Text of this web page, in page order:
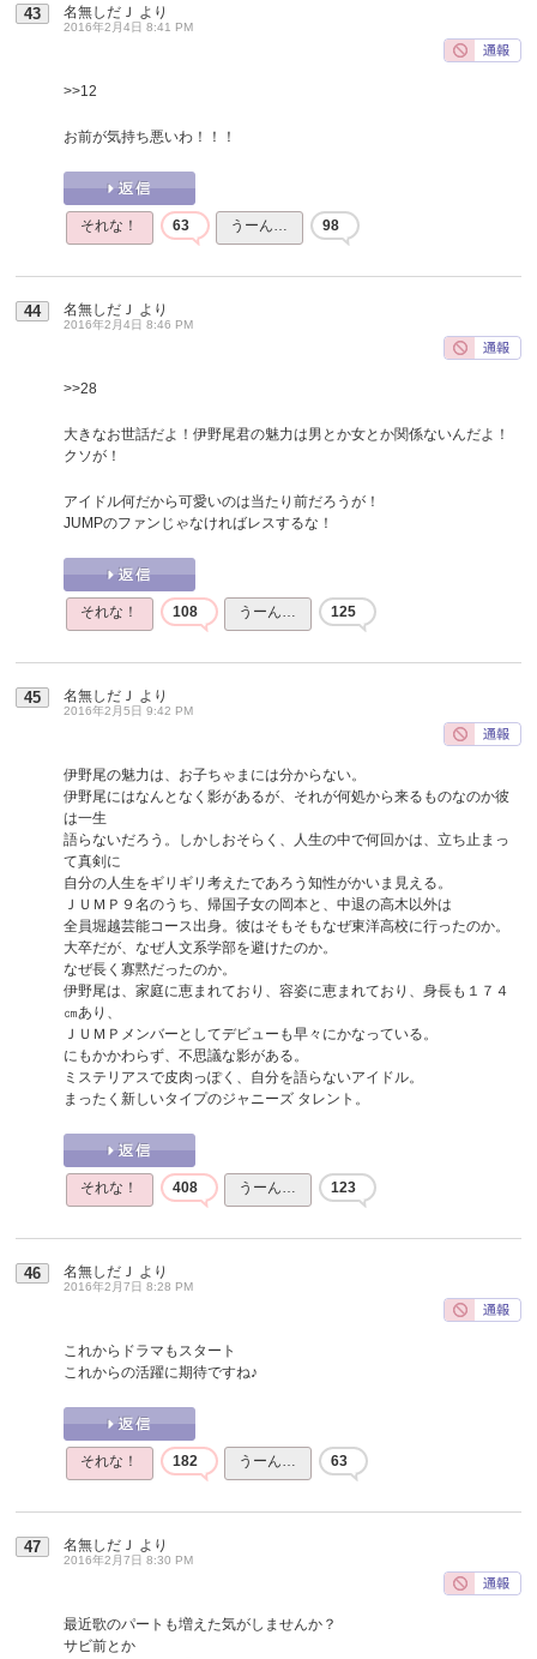
43 名無しだＪ より
2016年2月4日 8:41 PM
>>12
お前が気持ち悪いわ！！！
それな！ 63 うーん… 98
44 名無しだＪ より
2016年2月4日 8:46 PM
>>28
大きなお世話だよ！伊野尾君の魅力は男とか女とか関係ないんだよ！
クソが！
アイドル何だから可愛いのは当たり前だろうが！
JUMPのファンじゃなければレスするな！
それな！ 108 うーん… 125
45 名無しだＪ より
2016年2月5日 9:42 PM
伊野尾の魅力は、お子ちゃまには分からない。
伊野尾にはなんとなく影があるが、それが何処から来るものなのか彼
は一生
語らないだろう。しかしおそらく、人生の中で何回かは、立ち止まっ
て真剣に
自分の人生をギリギリ考えたであろう知性がかいま見える。
ＪＵＭＰ９名のうち、帰国子女の岡本と、中退の高木以外は
全員堀越芸能コース出身。彼はそもそもなぜ東洋高校に行ったのか。
大卒だが、なぜ人文系学部を避けたのか。
なぜ長く寡黙だったのか。
伊野尾は、家庭に恵まれており、容姿に恵まれており、身長も１７４
㎝あり、
ＪＵＭＰメンバーとしてデビューも早々にかなっている。
にもかかわらず、不思議な影がある。
ミステリアスで皮肉っぽく、自分を語らないアイドル。
まったく新しいタイプのジャニーズ タレント。
それな！ 408 うーん… 123
46 名無しだＪ より
2016年2月7日 8:28 PM
これからドラマもスタート
これからの活躍に期待ですね♪
それな！ 182 うーん… 63
47 名無しだＪ より
2016年2月7日 8:30 PM
最近歌のパートも増えた気がしませんか？
サビ前とか